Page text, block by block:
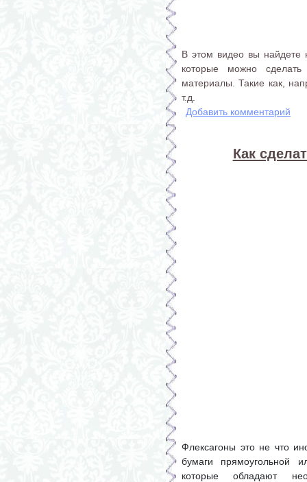
В этом видео вы найдете
которые можно
материалы. Такие как,
т.д.
Добавить комментарий
Как
Флексагоны это не что
бумаги прямоугольной
которые обладают